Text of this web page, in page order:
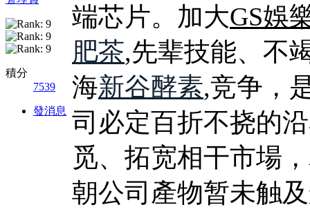
積分
7539
發消息
端芯片。加大GS娛
肥茶,先辈技能、不
海新谷酵素,竞争，
司必定百折不挠的
觅、拓宽相干市場
朝公司產物暂未触